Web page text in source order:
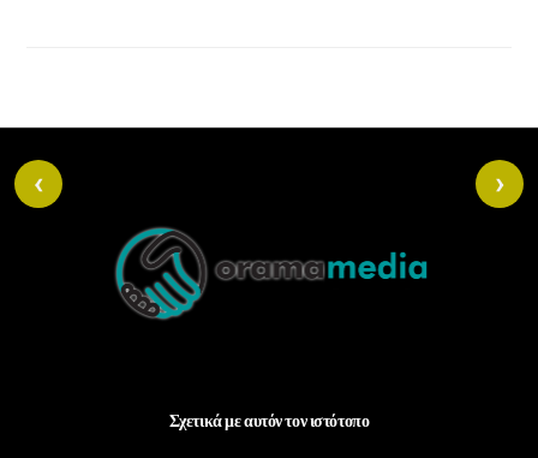
ν
ο
.
Top
Σχετικά με αυτόν τον ιστότοπο
‹ ›